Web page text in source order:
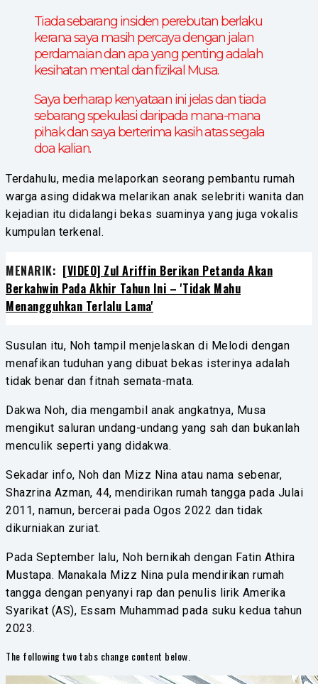
Tiada sebarang insiden perebutan berlaku
kerana saya masih percaya dengan jalan
perdamaian dan apa yang penting adalah
kesihatan mental dan fizikal Musa.
Saya berharap kenyataan ini jelas dan tiada
sebarang spekulasi daripada mana-mana
pihak dan saya berterima kasih atas segala
doa kalian.
Terdahulu, media melaporkan seorang pembantu rumah
warga asing didakwa melarikan anak selebriti wanita dan
kejadian itu didalangi bekas suaminya yang juga vokalis
kumpulan terkenal.
MENARIK: [VIDEO] Zul Ariffin Berikan Petanda Akan
Berkahwin Pada Akhir Tahun Ini – 'Tidak Mahu
Menangguhkan Terlalu Lama'
Susulan itu, Noh tampil menjelaskan di Melodi dengan
menafikan tuduhan yang dibuat bekas isterinya adalah
tidak benar dan fitnah semata-mata.
Dakwa Noh, dia mengambil anak angkatnya, Musa
mengikut saluran undang-undang yang sah dan bukanlah
menculik seperti yang didakwa.
Sekadar info, Noh dan Mizz Nina atau nama sebenar,
Shazrina Azman, 44, mendirikan rumah tangga pada Julai
2011, namun, bercerai pada Ogos 2022 dan tidak
dikurniakan zuriat.
Pada September lalu, Noh bernikah dengan Fatin Athira
Mustapa. Manakala Mizz Nina pula mendirikan rumah
tangga dengan penyanyi rap dan penulis lirik Amerika
Syarikat (AS), Essam Muhammad pada suku kedua tahun
2023.
The following two tabs change content below.